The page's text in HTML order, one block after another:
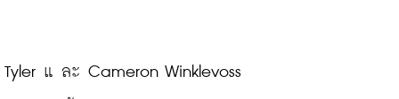
Tyler แ ละ Cameron Winklevoss